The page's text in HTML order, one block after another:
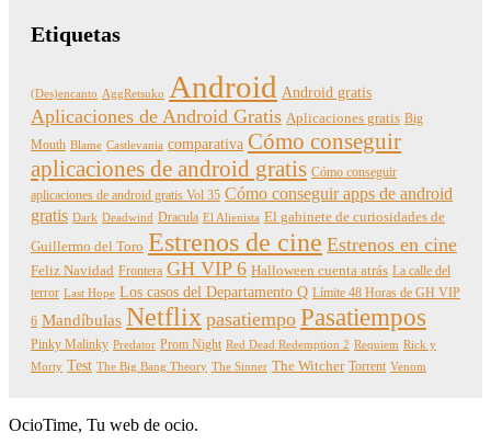
Etiquetas
(Des)encanto AggRetsuko Android Android gratis
Aplicaciones de Android Gratis Aplicaciones gratis Big
Mouth Blame Castlevania comparativa Cómo conseguir
aplicaciones de android gratis Cómo conseguir
aplicaciones de android gratis Vol 35 Cómo conseguir apps de android
gratis Dark Deadwind Dracula El Alienista El gabinete de curiosidades de
Guillermo del Toro Estrenos de cine Estrenos en cine
Feliz Navidad Frontera GH VIP 6 Halloween cuenta atrás La calle del
terror Last Hope Los casos del Departamento Q Límite 48 Horas de GH VIP
6 Mandíbulas Netflix pasatiempo Pasatiempos
Pinky Malinky Predator Prom Night Red Dead Redemption 2 Requiem Rick y
Morty Test The Big Bang Theory The Sinner The Witcher Torrent Venom
OcioTime, Tu web de ocio.